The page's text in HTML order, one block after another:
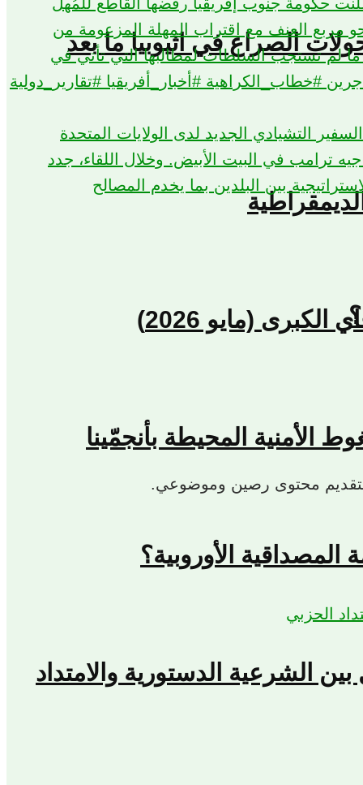
الصراع في اثيوبيا ما بعد
(مايو 2026)
الأوروبية؟
الشرعية الدستورية والامتداد
لتقديم محتوى رصين وموضوعي.